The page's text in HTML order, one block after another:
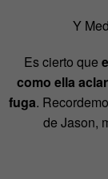
Y
Es cierto que
como ella
fuga.
de Jason,